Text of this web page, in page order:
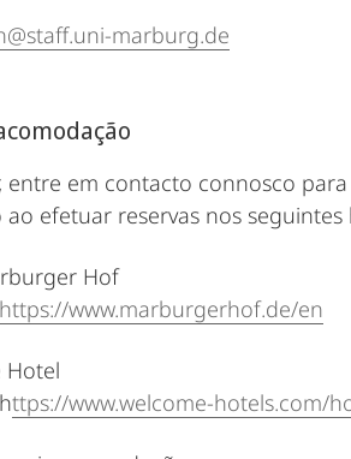
marburg.de
entre em contacto connosco
ao efetuar reservas nos seguintes
Hof
https://www.marburgerhof.de/en
Hotel
ttps://www.welcome-hotels.com/